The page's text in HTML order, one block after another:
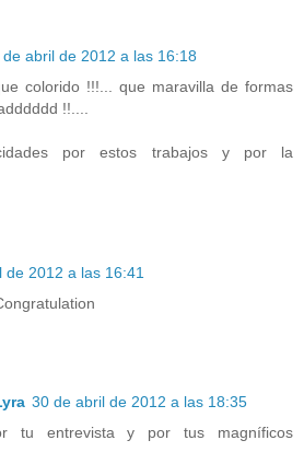
de abril de 2012 a las 16:18
colorido !!!... que maravilla de formas
!!....
por estos trabajos y por la
de 2012 a las 16:41
30 de abril de 2012 a las 18:35
tu entrevista y por tus magníficos